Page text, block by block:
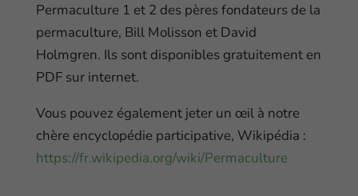
Permaculture 1 et 2 des pères fondateurs de la
permaculture, Bill Molisson et David
Holmgren. Ils sont disponibles gratuitement en
PDF sur internet.
Vous pouvez également jeter un œil à notre
chère encyclopédie participative, Wikipédia :
https://fr.wikipedia.org/wiki/Permaculture